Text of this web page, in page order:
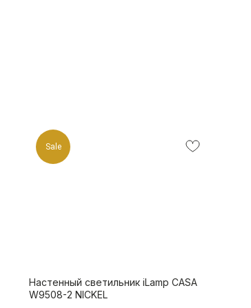
Sale
Настенный светильник iLamp CASA
W9508-2 NICKEL